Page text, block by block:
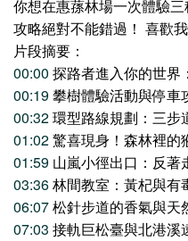
你想在惠蓀林場一次體驗
攻略絕對不能錯過！ 喜歡
片段摘要：
00:00 探路者進入你的世界
00:19攀樹體驗活動與停車
00:32環型路線規劃：三步
01:02驚喜現身！森林裡的
01:59 山嵐小徑出口：反著
03:36林間教室：黃杞與有
06:07松針步道的香氣與天
07:03 接軌巨松臺與北港溪